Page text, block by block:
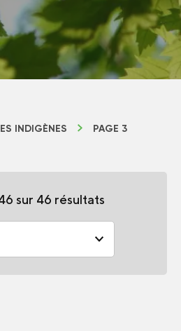
INDIGÈNES PAGE 3
sur 46 résultats